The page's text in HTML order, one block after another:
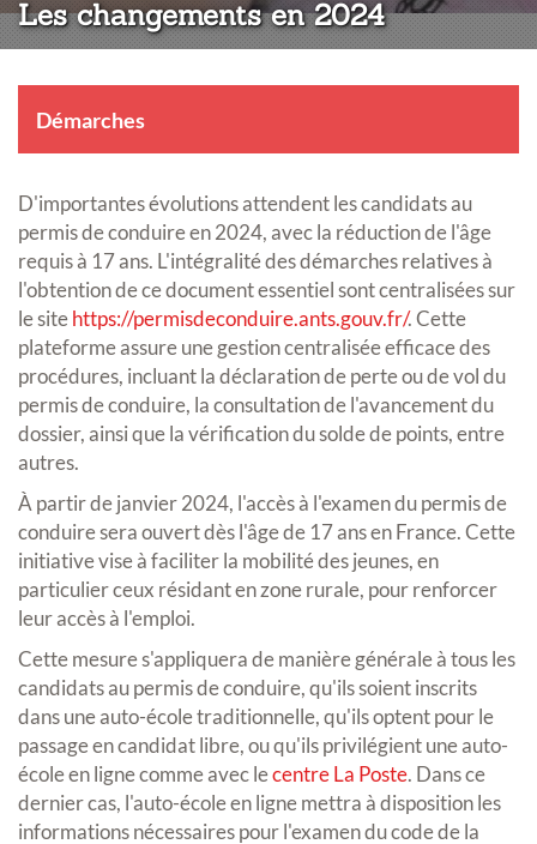
Les changements en 2024
Démarches
D'importantes évolutions attendent les candidats au
permis de conduire en 2024, avec la réduction de l'âge
requis à 17 ans. L'intégralité des démarches relatives à
l'obtention de ce document essentiel sont centralisées sur
le sitehttps://permisdeconduire.ants.gouv.fr/. Cette
plateforme assure une gestion centralisée efficace des
procédures, incluant la déclaration de perte ou de vol du
permis de conduire, la consultation de l'avancement du
dossier, ainsi que la vérification du solde de points, entre
autres.
À partir de janvier 2024, l'accès à l'examen du permis de
conduire sera ouvert dès l'âge de 17 ans en France. Cette
initiative vise à faciliter la mobilité des jeunes, en
particulier ceux résidant en zone rurale, pour renforcer
leur accès à l'emploi.
Cette mesure s'appliquera de manière générale à tous les
candidats au permis de conduire, qu'ils soient inscrits
dans une auto-école traditionnelle, qu'ils optent pour le
passage en candidat libre, ou qu'ils privilégient une auto-
école en ligne comme avec lecentre La Poste. Dans ce
dernier cas, l'auto-école en ligne mettra à disposition les
informations nécessaires pour l'examen du code de la